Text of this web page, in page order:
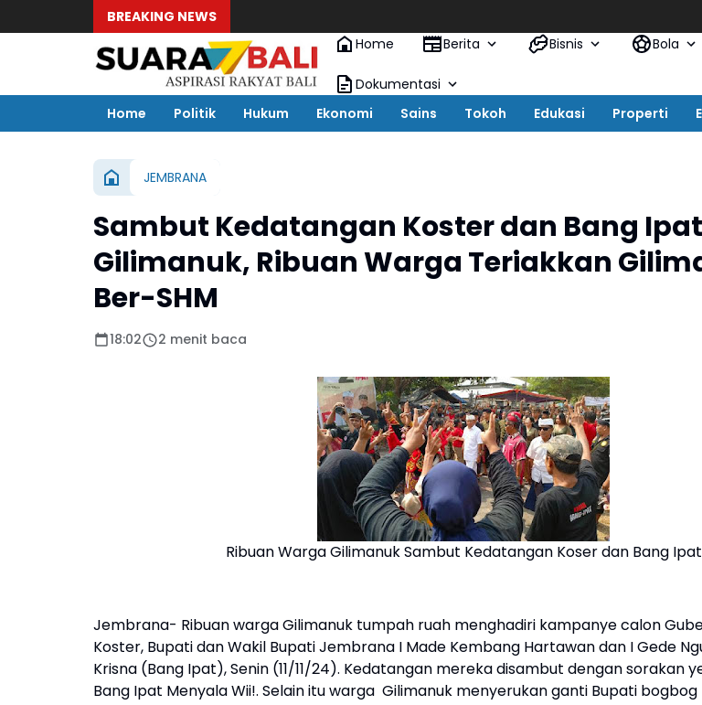
BREAKING NEWS
Home
Berita Bisnis Bola
Dokumentasi
Home
Politik Hukum Ekonomi Sains Tokoh Edukasi Properti
JEMBRANA
Sambut Kedatangan Koster dan Bang
Gilimanuk, Ribuan Warga Teriakkan
Ber-SHM
18:02 2 menit baca
Ribuan Warga Gilimanuk Sambut Kedatangan Koser dan Bang Ipat
Jembrana- Ribuan warga Gilimanuk tumpah ruah menghadiri kampanye calon
Koster, Bupati dan Wakil Bupati Jembrana I Made Kembang Hartawan dan I Gede
Krisna (Bang Ipat), Senin (11/11/24). Kedatangan mereka disambut dengan sorakan
Bang Ipat Menyala Wii!. Selain itu warga Gilimanuk menyerukan ganti Bupati